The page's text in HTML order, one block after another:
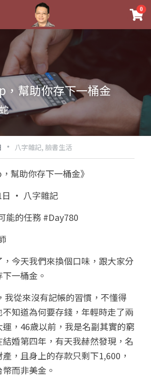
0
區
書
1
2
階班
高階班
實戰錄》完整典藏版
理PDF
理1
理2
理3
鬆學
學八字推理
文
，幫助你存下一桶金
· 八字雜記, 臉書生活
幫助你存下一桶金》
日 · 八字雜記
能的任務 #Day780
今天我們來換個口味，跟大家分
一桶金。
我從來沒有記帳的習慣，不懂得
知道為何要存錢，年輕時走了兩
，46歲以前，我是名副其實的窮
婚第四年，有天我赫然發現，名
，且身上的存款只剩下1,600，
而非美金。
×
商品分類
班
PDF
戰錄》完整典藏版